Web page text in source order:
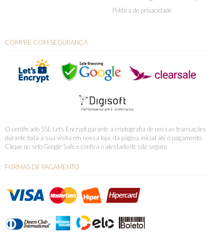
Política de privacidade
COMPRE COM SEGURANÇA
O certificado SSL Lets Encrypt garante a criptografia de nossas transações
durante toda a sua visita em nossa loja, da página inicial até o pagamento.
Clique no selo Google Safe e confira o atestado de site seguro
FORMAS DE PAGAMENTO